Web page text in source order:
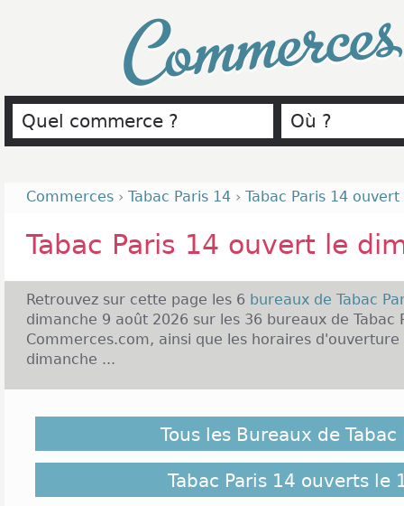
Commerces › Tabac Paris 14 › Tabac Paris 14
Tabac Paris 14 ouvert le
Retrouvez sur cette page les 6 bureaux de Tabac
dimanche 9 août 2026 sur les 36 bureaux de Tabac
Commerces.com, ainsi que les horaires d'ouverture
dimanche ...
Bon nombre de Parisiens n’ont pas beaucoup de
bureau de tabac pendant les autres jours de la
bien s’y rendre les dimanches. Cette page web
différents bureaux de tabacs de Paris 14. Les
Tous les Bureaux de Tabac
Tabac Paris 14 ouverts le